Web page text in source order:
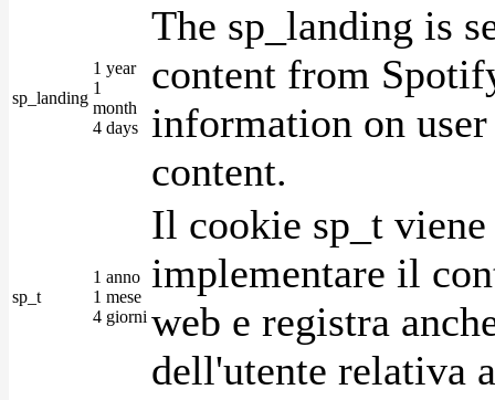
sp_landing
1 year
1
month
4 days
The sp_landing is
content from
information on
content.
sp_t
1 anno
1 mese
4 giorni
Il cookie sp_t
implementare il
web e registra
dell'utente relativa